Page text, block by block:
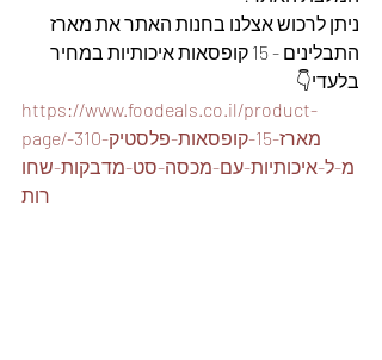
ניתן לרכוש אצלנו בחנות האתר את מארז
התבלינים - 15 קופסאות איכותיות במחיר
בלעדי👇
https://www.foodeals.co.il/product-
page/מארז-15-קופסאות-פלסטיק-310-
מ-ל-איכותיות-עם-מכסה-סט-מדבקות-שחו
רות